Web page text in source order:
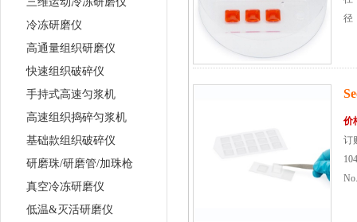
冷冻研磨仪
高通量组织研磨仪
快速组织破碎仪
手持式高速匀浆机
高速组织捣碎匀浆机
基础款组织破碎仪
研磨珠/研磨管/加珠枪
真空冷冻研磨仪
低温&灭活研磨仪
径
价
订